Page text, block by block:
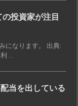
の投資家が注目
になります。 出典:
...
当を出している